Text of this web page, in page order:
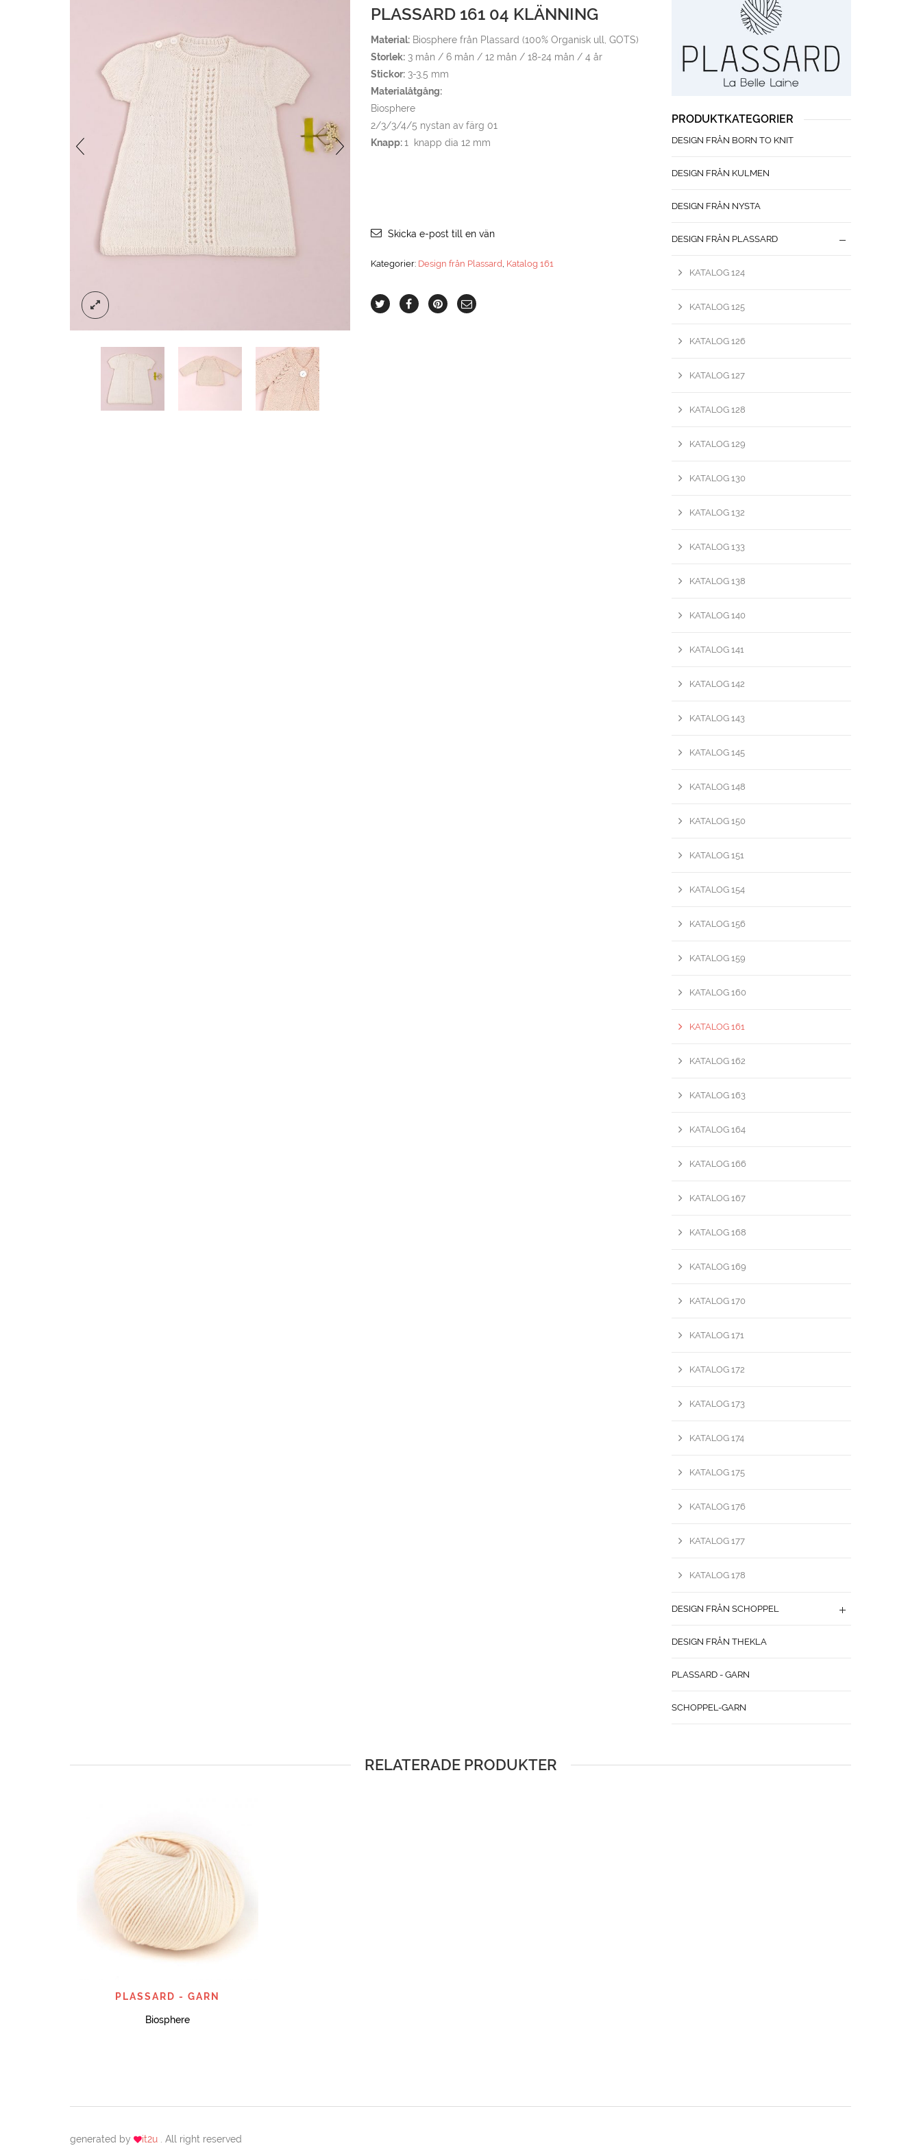
PLASSARD 161 04 KLÄNNING
Material:Biosphere från Plassard (100% Organisk ull, GOTS)
Storlek:3 mån / 6 mån / 12 mån / 18-24 mån / 4 år
Stickor:3-3,5 mm
Materialåtgång:
Biosphere
2/3/3/4/5 nystan av färg 01
Knapp:1 knapp dia 12 mm
Skicka e-post till en vän
Kategorier: Design från Plassard, Katalog 161
PRODUKTKATEGORIER
DESIGN FRÅN BORN TO KNIT
DESIGN FRÅN KULMEN
DESIGN FRÅN NYSTA
DESIGN FRÅN PLASSARD
KATALOG 124
KATALOG 125
KATALOG 126
KATALOG 127
KATALOG 128
KATALOG 129
KATALOG 130
KATALOG 132
KATALOG 133
KATALOG 138
KATALOG 140
KATALOG 141
KATALOG 142
KATALOG 143
KATALOG 145
KATALOG 148
KATALOG 150
KATALOG 151
KATALOG 154
KATALOG 156
KATALOG 159
KATALOG 160
KATALOG 161
KATALOG 162
KATALOG 163
KATALOG 164
KATALOG 166
KATALOG 167
KATALOG 168
KATALOG 169
KATALOG 170
KATALOG 171
KATALOG 172
KATALOG 173
KATALOG 174
KATALOG 175
KATALOG 176
KATALOG 177
KATALOG 178
DESIGN FRÅN SCHOPPEL
DESIGN FRÅN THEKLA
PLASSARD - GARN
SCHOPPEL-GARN
RELATERADE PRODUKTER
SNABBTITT
PLASSARD - GARN
Biosphere
generated by it2u . All right reserved